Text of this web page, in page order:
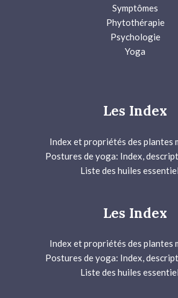
Symptômes
Phytothérapie
Psychologie
Yoga
Les Index
Index et propriétés des plantes
Postures de yoga: Index,
Liste des huiles
Les Index
Index et propriétés des plantes
Postures de yoga: Index,
Liste des huiles